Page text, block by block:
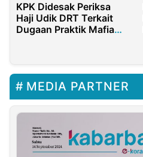
KPK Didesak Periksa
Haji Udik DRT Terkait
Dugaan Praktik Mafia
MEDIA PARTNER